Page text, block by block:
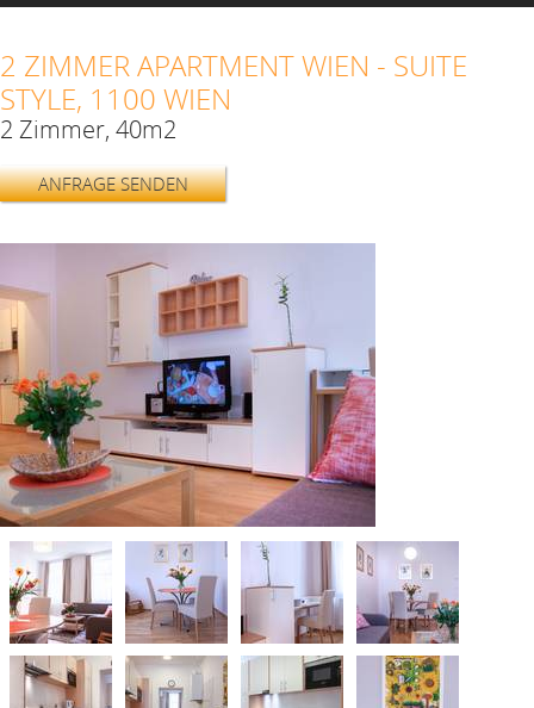
2 ZIMMER APARTMENT WIEN - SUITE
STYLE, 1100 WIEN
2 Zimmer, 40m2
ANFRAGE SENDEN